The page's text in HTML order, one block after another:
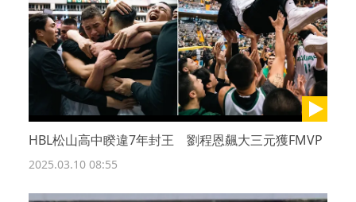
HBL松山高中睽違7年封王 劉程恩飆大三元獲FMVP
2025.03.10 08:55